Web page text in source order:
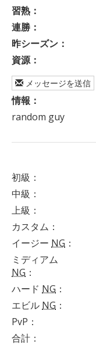
習熟：
連勝：
昨シーズン：
資源：
メッセージを送信
情報：
random guy
初級 ：
中級 ：
上級 ：
カスタム ：
イージー NG ：
ミディアム
NG ：
ハード NG ：
エビル NG ：
PvP ：
合計：